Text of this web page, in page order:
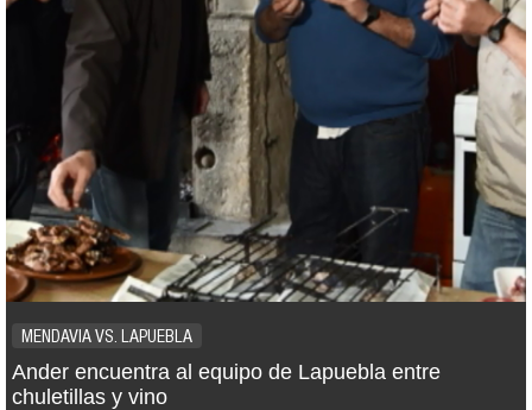
MENDAVIA VS. LAPUEBLA
Ander encuentra al equipo de Lapuebla entre
chuletillas y vino